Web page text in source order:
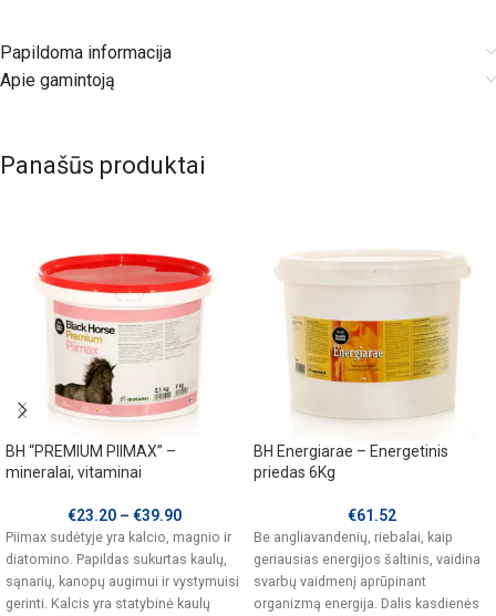
Papildoma informacija
Apie gamintoją
Panašūs produktai
BH “PREMIUM PIIMAX” –
mineralai, vitaminai
€23.20 – €39.90
Piimax sudėtyje yra kalcio, magnio ir
diatomino. Papildas sukurtas kaulų,
sąnarių, kanopų augimui ir vystymuisi
gerinti. Kalcis yra statybinė kaulų
BH Energiarae – Energetinis
priedas 6Kg
€61.52
Be angliavandenių, riebalai, kaip
geriausias energijos šaltinis, vaidina
svarbų vaidmenį aprūpinant
organizmą energija. Dalis kasdienės